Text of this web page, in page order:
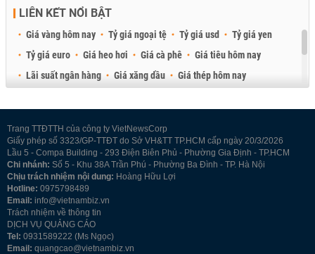
LIÊN KẾT NỔI BẬT
Giá vàng hôm nay Tỷ giá ngoại tệ Tỷ giá usd
Tỷ giá yen
Tỷ giá euro
Giá heo hơi Giá cà phê
Giá tiêu hôm nay
Lãi suất ngân hàng
Giá xăng dầu
Giá thép hôm nay
Trang TTĐTTH của công ty VietNewsCorp
Giấy phép số 3323/GP-TTĐT do Sở VH&TT TP.HCM cấp ngày 20/3/2026
Lầu 5 - Compa Building - 293 Điện Biên Phủ - Phường Gia Định - TP.HCM
Chi nhánh: Số 5 - Khu 38A Trần Phú - Phường Ba Đình - TP. Hà Nội
Chịu trách nhiệm nội dung: Hoàng Hữu Lợi
Hotline: 0975798489
Email: info@vietnambiz.vn
Trách nhiệm về thông tin
DỊCH VỤ QUẢNG CÁO
Tel: 0931589222 (Ms Ngọc)
Email: quangcao@vietnambiz.vn